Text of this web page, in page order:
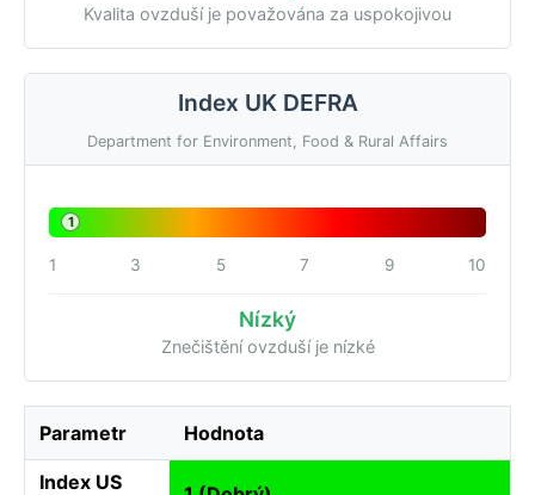
Kvalita ovzduší je považována za uspokojivou
Index UK DEFRA
Department for Environment, Food & Rural Affairs
1
1 3 5 7 9 10
Nízký
Znečištění ovzduší je nízké
Parametr Hodnota
Index US